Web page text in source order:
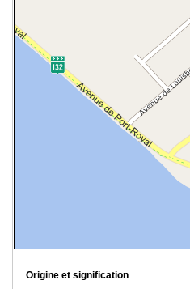
Origine et signification